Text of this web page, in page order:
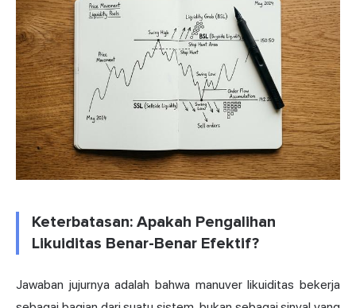
Keterbatasan: Apakah Pengalihan
Likuiditas Benar-Benar Efektif?
Jawaban jujurnya adalah bahwa manuver likuiditas bekerja